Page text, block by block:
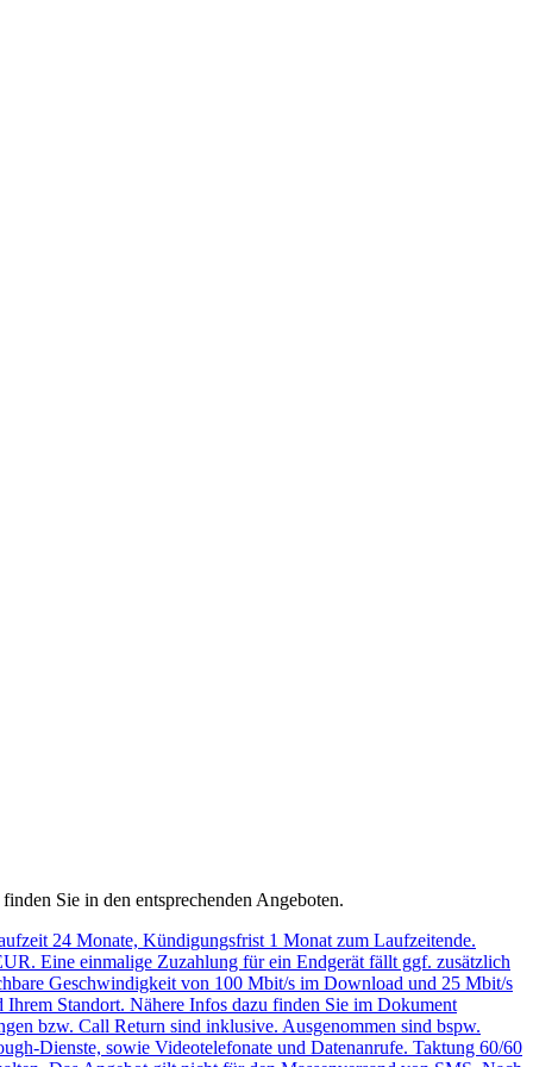
Sie in den entsprechenden Angeboten.
24 Monate, Kündigungsfrist 1 Monat zum Laufzeitende.
Eine einmalige Zuzahlung für ein Endgerät fällt ggf. zusätzlich
Geschwindigkeit von 100 Mbit/s im Download und 25 Mbit/s
Standort. Nähere Infos dazu finden Sie im Dokument
bzw. Call Return sind inklusive. Ausgenommen sind bspw.
Dienste, sowie Videotelefonate und Datenanrufe. Taktung 60/60